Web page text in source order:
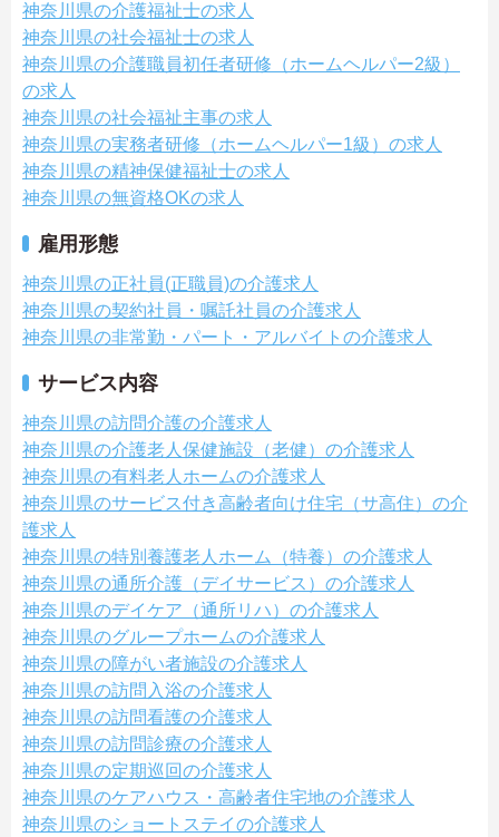
神奈川県の介護福祉士の求人
神奈川県の社会福祉士の求人
神奈川県の介護職員初任者研修（ホームヘルパー2級）
の求人
神奈川県の社会福祉主事の求人
神奈川県の実務者研修（ホームヘルパー1級）の求人
神奈川県の精神保健福祉士の求人
神奈川県の無資格OKの求人
雇用形態
神奈川県の正社員(正職員)の介護求人
神奈川県の契約社員・嘱託社員の介護求人
神奈川県の非常勤・パート・アルバイトの介護求人
サービス内容
神奈川県の訪問介護の介護求人
神奈川県の介護老人保健施設（老健）の介護求人
神奈川県の有料老人ホームの介護求人
神奈川県のサービス付き高齢者向け住宅（サ高住）の介
護求人
神奈川県の特別養護老人ホーム（特養）の介護求人
神奈川県の通所介護（デイサービス）の介護求人
神奈川県のデイケア（通所リハ）の介護求人
神奈川県のグループホームの介護求人
神奈川県の障がい者施設の介護求人
神奈川県の訪問入浴の介護求人
神奈川県の訪問看護の介護求人
神奈川県の訪問診療の介護求人
神奈川県の定期巡回の介護求人
神奈川県のケアハウス・高齢者住宅地の介護求人
神奈川県のショートステイの介護求人